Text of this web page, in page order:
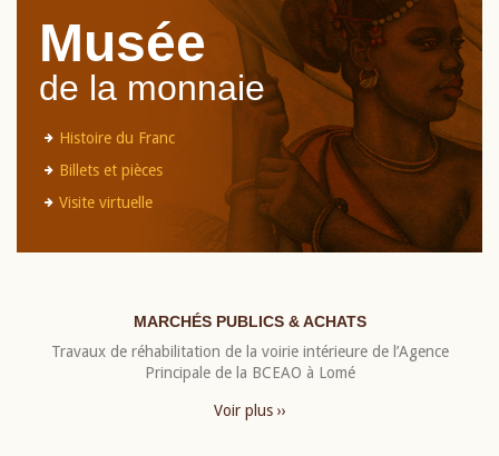
Musée
de la monnaie
Histoire du Franc
Billets et pièces
Visite virtuelle
MARCHÉS PUBLICS & ACHATS
Travaux de réhabilitation de la voirie intérieure de l’Agence
Principale de la BCEAO à Lomé
Voir plus ››